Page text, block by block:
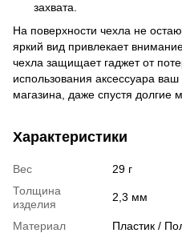
захвата.
На поверхности чехла не
яркий вид привлекает
чехла защищает гаджет от
использования аксессуара
магазина, даже спустя долгие
Характеристики
Вес
29 г
Толщина
изделия
2,3 мм
Материал
Пластик /